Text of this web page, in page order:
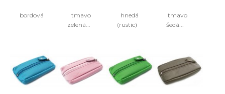
bordová
tmavo
zelená...
hnedá
(rustic)
tmavo
šedá...